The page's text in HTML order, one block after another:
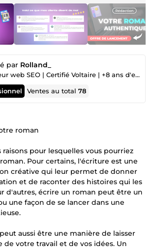
par Rolland_
Rédacteur web SEO | Certifié Voltaire | +8 ans d'expérience
Ventes au total78
roman
raisons pour lesquelles vous pourriez
Pour certains, l'écriture est une
créative qui leur permet de donner
et de raconter des histoires qui les
d'autres, écrire un roman peut être un
une façon de se lancer dans une
aussi être une manière de laisser
de votre travail et de vos idées. Un